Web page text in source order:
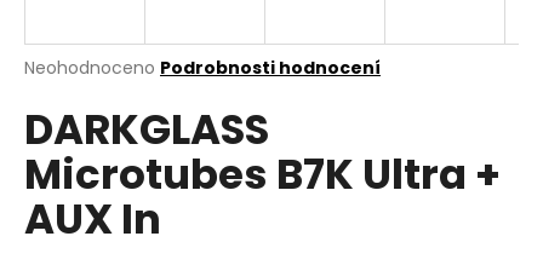
Průměrné
produktu
je
0,0
hvězdiček.
Neohodnoceno Podrobnosti hodnocení
DARKGLASS
Microtubes B7K Ultra +
AUX In
j
t
?